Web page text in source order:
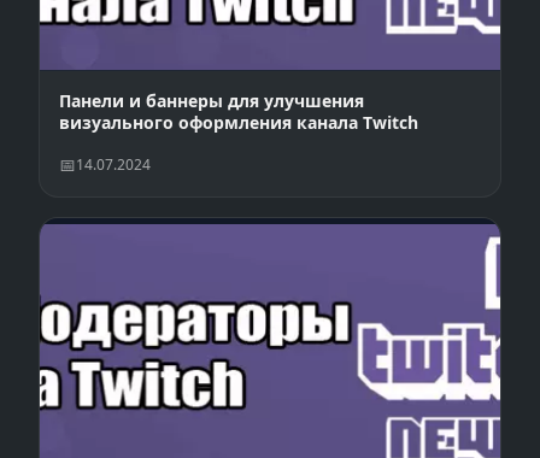
Панели и баннеры для улучшения
визуального оформления канала Twitch
14.07.2024